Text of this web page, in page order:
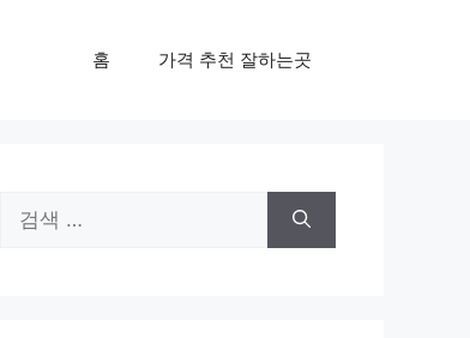
홈 가격 추천 잘하는곳
색: